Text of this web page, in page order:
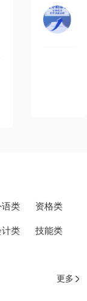
从AB
卷救命
提分
语类 资格类
计类 技能类
更多